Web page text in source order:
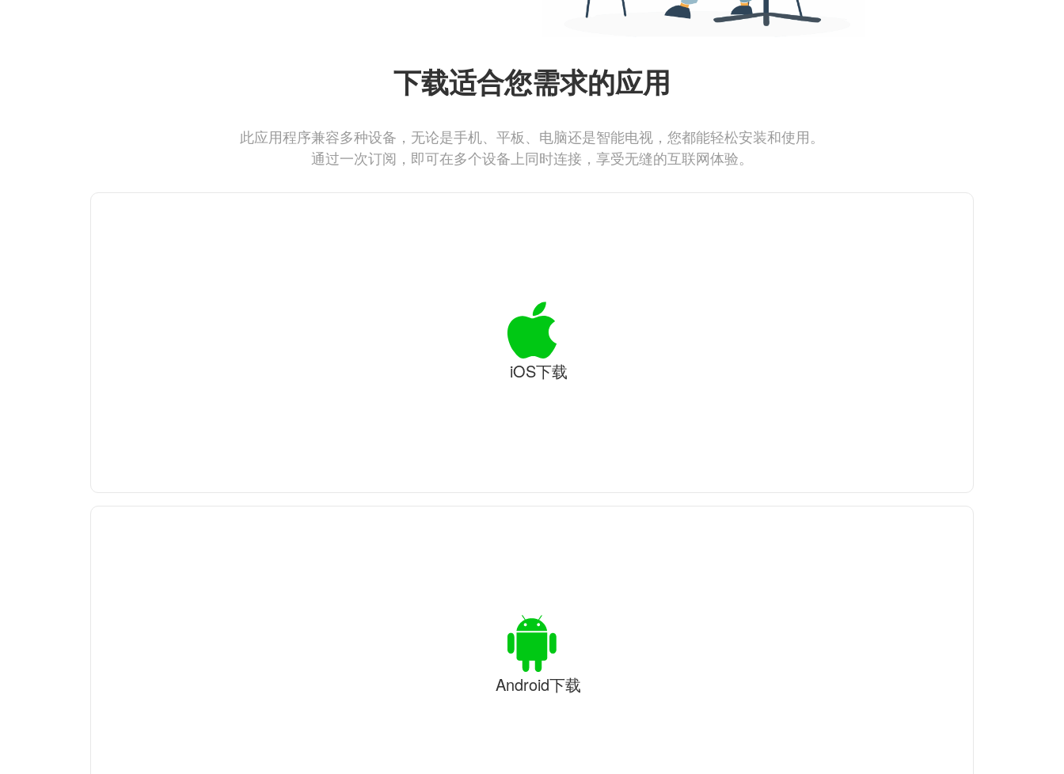
下载适合您需求的应用
此应用程序兼容多种设备，无论是手机、平板、电脑还是智能电视，您都能轻松安装和使用。
通过一次订阅，即可在多个设备上同时连接，享受无缝的互联网体验。
iOS下载
Android下载